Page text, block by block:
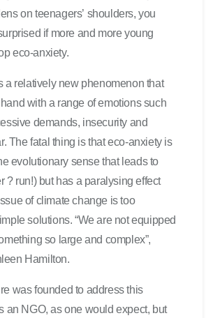
on teenagers’ shoulders, you
if more and more young
eco-anxiety.
a relatively new phenomenon that
with a range of emotions such
demands, insecurity and
The fatal thing is that eco-anxiety is
evolutionary sense that leads to
? run!) but has a paralysing effect
of climate change is too
solutions. “We are not equipped
so large and complex”,
Hamilton.
was founded to address this
an NGO, as one would expect, but